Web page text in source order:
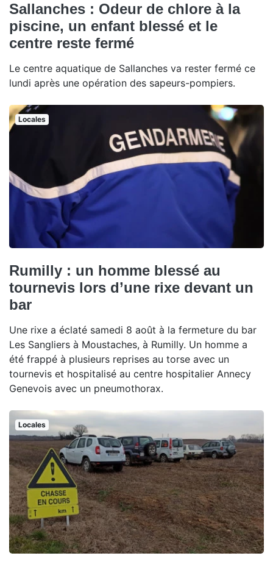
Sallanches : Odeur de chlore à la
piscine, un enfant blessé et le
centre reste fermé
Le centre aquatique de Sallanches va rester fermé ce
lundi après une opération des sapeurs-pompiers.
Locales
Rumilly : un homme blessé au
tournevis lors d’une rixe devant un
bar
Une rixe a éclaté samedi 8 août à la fermeture du bar
Les Sangliers à Moustaches, à Rumilly. Un homme a
été frappé à plusieurs reprises au torse avec un
tournevis et hospitalisé au centre hospitalier Annecy
Genevois avec un pneumothorax.
Locales